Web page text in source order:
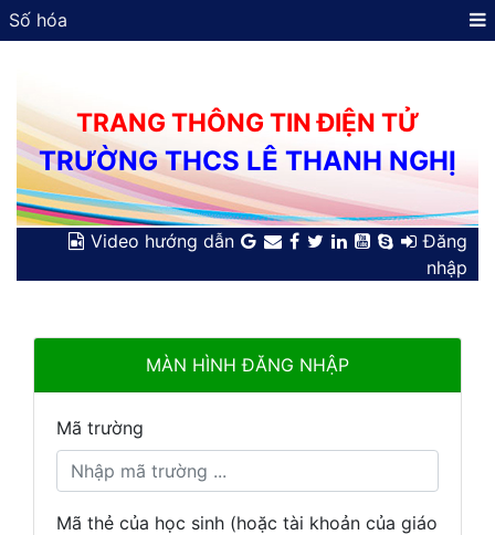
Số hóa
TRANG THÔNG TIN ĐIỆN TỬ
TRƯỜNG THCS LÊ THANH NGHỊ
Video hướng dẫn
Đăng
nhập
MÀN HÌNH ĐĂNG NHẬP
Mã trường
Mã thẻ của học sinh (hoặc tài khoản của giáo